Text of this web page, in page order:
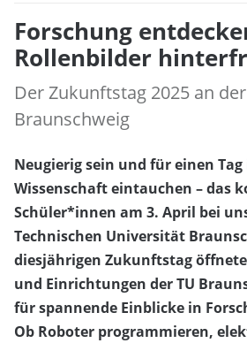
Forschung
Rollenbilder
Der Zukunftstag 2025 an
Braunschweig
Neugierig sein und für einen
Wissenschaft eintauchen – das
Schüler*innen am 3. April bei
Technischen Universität
diesjährigen Zukunftstag
und Einrichtungen der TU
für spannende Einblicke in
Ob Roboter programmieren,